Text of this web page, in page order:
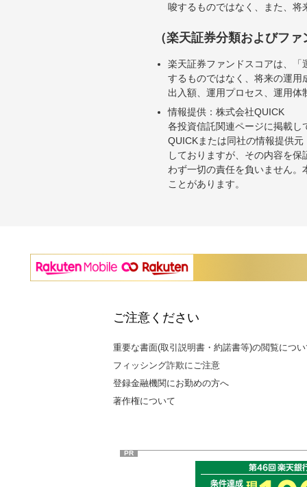
唆するものではなく、また、
（楽天証券分類およびフ
楽天証券ファンドスコアは、
するものではなく、将来の運
出入額、運用プロセス、運用
情報提供：株式会社QUICK
各投資信託関連ページに掲載
QUICKまたは同社の情報提供
しておりますが、その内容を
わず一切の責任を負いません
ことがあります。
ご注意ください
重要な書面(取引説明書・約諾書等)の閲覧につ
フィッシング詐欺にご注意
登録金融機関にお勤めの方へ
著作権について
PR